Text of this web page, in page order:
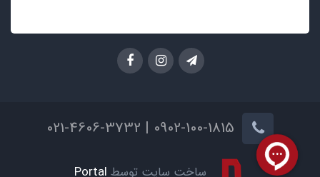
ساخت سایت توسط Portal